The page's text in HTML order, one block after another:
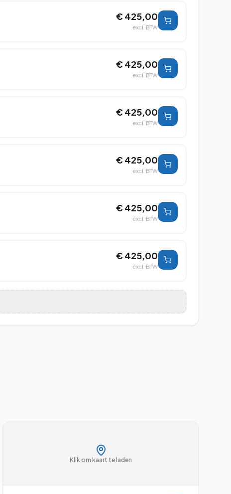
€ 425,00
excl. BTW
€ 425,00
excl. BTW
€ 425,00
excl. BTW
€ 425,00
excl. BTW
€ 425,00
excl. BTW
€ 425,00
excl. BTW
Klik om kaart te laden